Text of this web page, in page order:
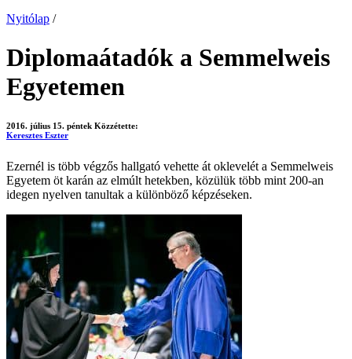
Nyitólap /
Diplomaátadók a Semmelweis
Egyetemen
2016. július 15. péntek Közzétette:
Keresztes Eszter
Ezernél is több végzős hallgató vehette át oklevelét a Semmelweis
Egyetem öt karán az elmúlt hetekben, közülük több mint 200-an
idegen nyelven tanultak a különböző képzéseken.